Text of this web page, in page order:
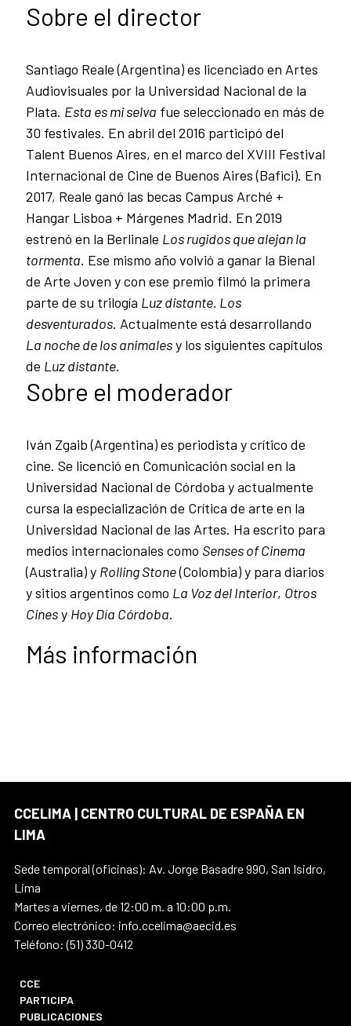
Sobre el director
Santiago Reale (Argentina) es licenciado en Artes
Audiovisuales por la Universidad Nacional de la
Plata. Esta es mi selva fue seleccionado en más de
30 festivales. En abril del 2016 participó del
Talent Buenos Aires, en el marco del XVIII Festival
Internacional de Cine de Buenos Aires (Bafici). En
2017, Reale ganó las becas Campus Arché +
Hangar Lisboa + Márgenes Madrid. En 2019
estrenó en la Berlinale Los rugidos que alejan la
tormenta. Ese mismo año volvió a ganar la Bienal
de Arte Joven y con ese premio filmó la primera
parte de su trilogía Luz distante. Los
desventurados. Actualmente está desarrollando
La noche de los animalesy los siguientes capítulos
de Luz distante.
Sobre el moderador
Iván Zgaib (Argentina) es periodista y crítico de
cine. Se licenció en Comunicación social en la
Universidad Nacional de Córdoba y actualmente
cursa la especialización de Crítica de arte en la
Universidad Nacional de las Artes. Ha escrito para
medios internacionales como Senses of Cinema
(Australia) y Rolling Stone(Colombia) y para diarios
y sitios argentinos como La Voz del Interior, Otros
Cinesy Hoy Día Córdoba.
Más información
CCELIMA | CENTRO CULTURAL DE ESPAÑA EN
LIMA
Sede temporal (oficinas): Av. Jorge Basadre 990, San Isidro,
Lima
Martes a viernes, de 12:00 m. a 10:00 p.m.
Correo electrónico: info.ccelima@aecid.es
Teléfono: (51) 330-0412
CCE
PARTICIPA
PUBLICACIONES